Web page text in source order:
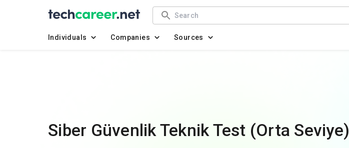
Individuals Companies Sources
Siber Güvenlik Teknik Test (Orta Seviye)